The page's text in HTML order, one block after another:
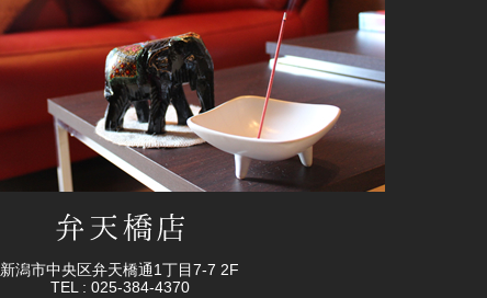
新潟市中央区弁天橋通1丁目7-7 2F
TEL : 025-384-4370